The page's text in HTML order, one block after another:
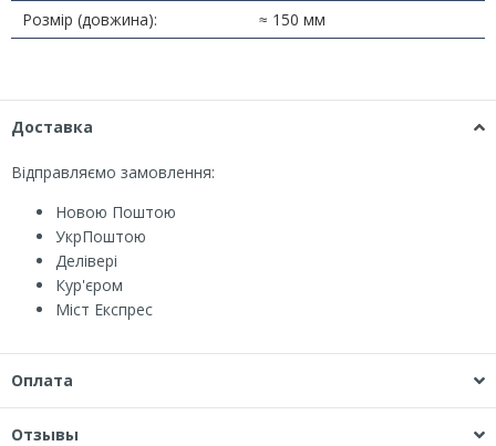
Розмір (довжина):
≈ 150 мм
Доставка
Відправляємо замовлення:
Новою Поштою
УкрПоштою
Делівері
Кур'єром
Міст Експрес
Оплата
Отзывы